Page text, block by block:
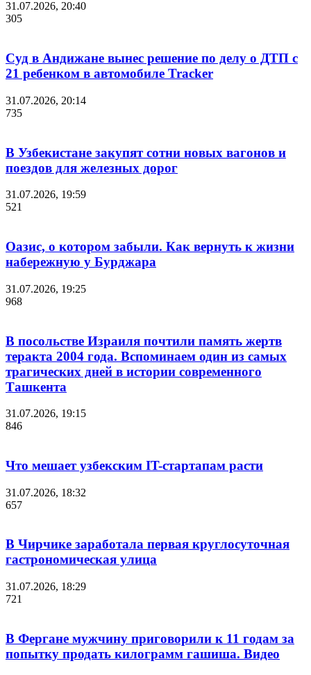
31.07.2026, 20:40
305
Суд в Андижане вынес решение по делу о ДТП с
21 ребенком в автомобиле Tracker
31.07.2026, 20:14
735
В Узбекистане закупят сотни новых вагонов и
поездов для железных дорог
31.07.2026, 19:59
521
Оазис, о котором забыли. Как вернуть к жизни
набережную у Бурджара
31.07.2026, 19:25
968
В посольстве Израиля почтили память жертв
теракта 2004 года. Вспоминаем один из самых
трагических дней в истории современного
Ташкента
31.07.2026, 19:15
846
Что мешает узбекским IT-стартапам расти
31.07.2026, 18:32
657
В Чирчике заработала первая круглосуточная
гастрономическая улица
31.07.2026, 18:29
721
В Фергане мужчину приговорили к 11 годам за
попытку продать килограмм гашиша. Видео